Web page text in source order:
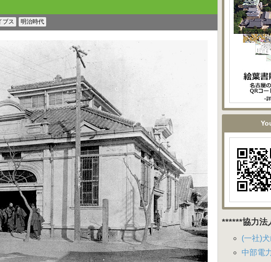
ブス 明治時代
******協力法
(一社)
中部電